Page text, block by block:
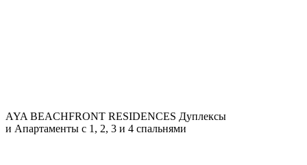
AYA BEACHFRONT RESIDENCES Дуплексы
и Апартаменты с 1, 2, 3 и 4 спальнями